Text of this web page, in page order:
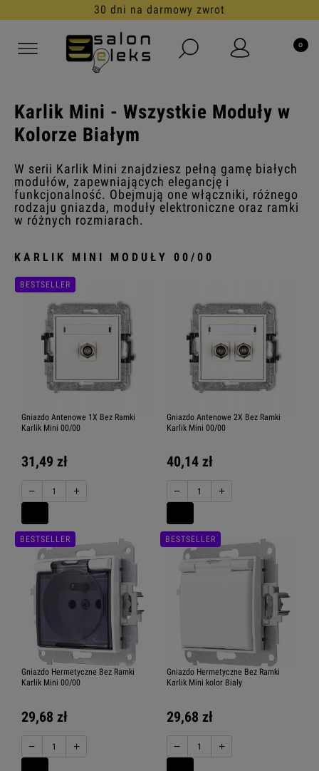
30 dni na darmowy zwrot
Karlik Mini - Wszystkie Moduły w
Kolorze Białym
W serii Karlik Mini znajdziesz pełną gamę białych
modułów, zapewniających elegancję i
funkcjonalność. Obejmują one włączniki, różnego
rodzaju gniazda, moduły elektroniczne oraz ramki
w różnych rozmiarach.
KARLIK MINI MODUŁY 00/00
Gniazdo Antenowe 1X Bez Ramki
Karlik Mini 00/00
31,49 zł
− +
BESTSELLER
Gniazdo Antenowe 2X Bez Ramki
Karlik Mini 00/00
40,14 zł
− +
Gniazdo Hermetyczne Bez Ramki
Karlik Mini 00/00
29,68 zł
− +
BESTSELLER
Gniazdo Hermetyczne Bez Ramki
Karlik Mini kolor Biały
29,68 zł
− +
BESTSELLER